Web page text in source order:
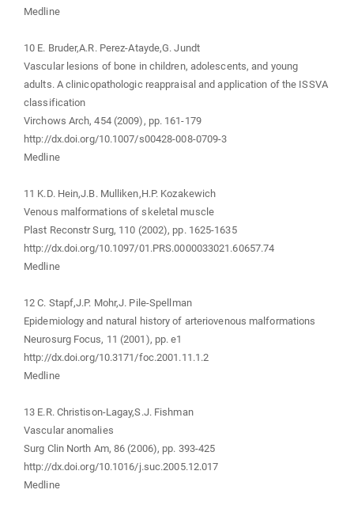
Medline
10 E. Bruder,A.R. Perez-Atayde,G. Jundt
Vascular lesions of bone in children, adolescents, and young
adults. A clinicopathologic reappraisal and application of the ISSVA
classification
Virchows Arch, 454 (2009), pp. 161-179
http://dx.doi.org/10.1007/s00428-008-0709-3
Medline
11 K.D. Hein,J.B. Mulliken,H.P. Kozakewich
Venous malformations of skeletal muscle
Plast Reconstr Surg, 110 (2002), pp. 1625-1635
http://dx.doi.org/10.1097/01.PRS.0000033021.60657.74
Medline
12 C. Stapf,J.P. Mohr,J. Pile-Spellman
Epidemiology and natural history of arteriovenous malformations
Neurosurg Focus, 11 (2001), pp. e1
http://dx.doi.org/10.3171/foc.2001.11.1.2
Medline
13 E.R. Christison-Lagay,S.J. Fishman
Vascular anomalies
Surg Clin North Am, 86 (2006), pp. 393-425
http://dx.doi.org/10.1016/j.suc.2005.12.017
Medline